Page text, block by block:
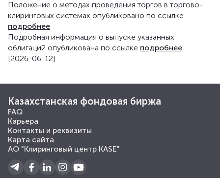
Положение о методах проведения торгов в торгово-
клиринговых системах опубликовано по ссылке
подробнее
Подробная информация о выпуске указанных
облигаций опубликована по ссылке подробнее
[2026-06-12]
Казахстанская фондовая биржа
FAQ
Карьера
Контакты и реквизиты
Карта сайта
АО "Клиринговый центр KASE"